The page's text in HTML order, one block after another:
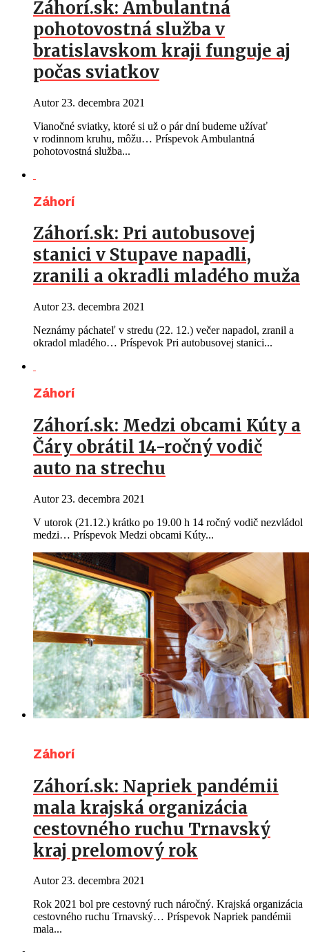
Záhorí.sk: Ambulantná
pohotovostná služba v
bratislavskom kraji funguje aj
počas sviatkov
Autor 23. decembra 2021
Vianočné sviatky, ktoré si už o pár dní budeme užívať
v rodinnom kruhu, môžu… Príspevok Ambulantná
pohotovostná služba...
Záhorí
Záhorí.sk: Pri autobusovej
stanici v Stupave napadli,
zranili a okradli mladého muža
Autor 23. decembra 2021
Neznámy páchateľ v stredu (22. 12.) večer napadol, zranil a
okradol mladého… Príspevok Pri autobusovej stanici...
Záhorí
Záhorí.sk: Medzi obcami Kúty a
Čáry obrátil 14-ročný vodič
auto na strechu
Autor 23. decembra 2021
V utorok (21.12.) krátko po 19.00 h 14 ročný vodič nezvládol
medzi… Príspevok Medzi obcami Kúty...
Záhorí
Záhorí.sk: Napriek pandémii
mala krajská organizácia
cestovného ruchu Trnavský
kraj prelomový rok
Autor23. decembra 2021
Rok 2021 bol pre cestovný ruch náročný. Krajská organizácia
cestovného ruchu Trnavský… Príspevok Napriek pandémii
mala...